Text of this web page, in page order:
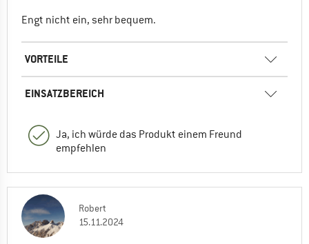
Engt nicht ein, sehr bequem.
VORTEILE
EINSATZBEREICH
Ja, ich würde das Produkt einem Freund
empfehlen
Robert
15.11.2024